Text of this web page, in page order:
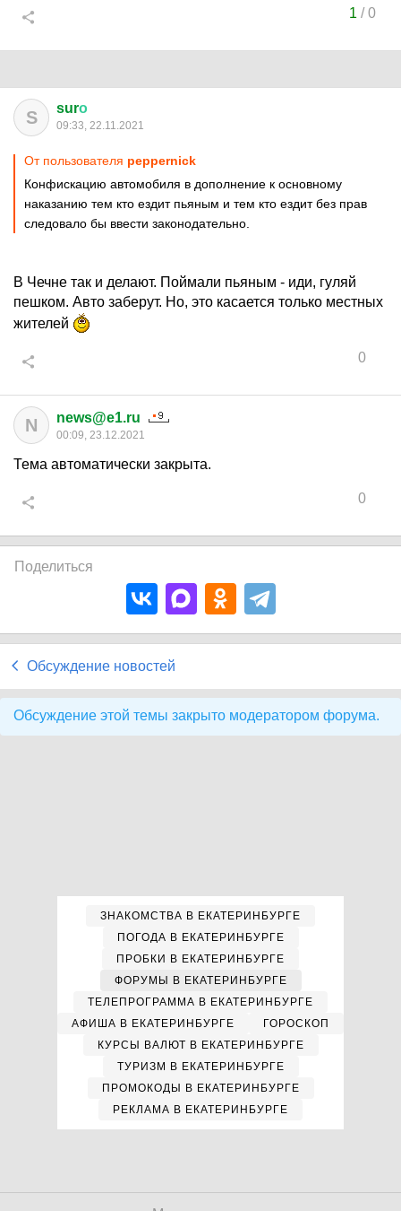
1 /0
S surо
09:33, 22.11.2021
От пользователя peppernick
Конфискацию автомобиля в дополнение к основному
наказанию тем кто ездит пьяным и тем кто ездит без прав
следовало бы ввести законодательно.
В Чечне так и делают. Поймали пьяным - иди, гуляй
пешком. Авто заберут. Но, это касается только местных
жителей
0
N news@e1.ru
00:09, 23.12.2021
Тема автоматически закрыта.
0
Поделиться
Обсуждение новостей
Обсуждение этой темы закрыто модератором форума.
ЗНАКОМСТВА В ЕКАТЕРИНБУРГЕ
ПОГОДА В ЕКАТЕРИНБУРГЕ
ПРОБКИ В ЕКАТЕРИНБУРГЕ
ФОРУМЫ В ЕКАТЕРИНБУРГЕ
ТЕЛЕПРОГРАММА В ЕКАТЕРИНБУРГЕ
АФИША В ЕКАТЕРИНБУРГЕ
ГОРОСКОП
КУРСЫ ВАЛЮТ В ЕКАТЕРИНБУРГЕ
ТУРИЗМ В ЕКАТЕРИНБУРГЕ
ПРОМОКОДЫ В ЕКАТЕРИНБУРГЕ
РЕКЛАМА В ЕКАТЕРИНБУРГЕ